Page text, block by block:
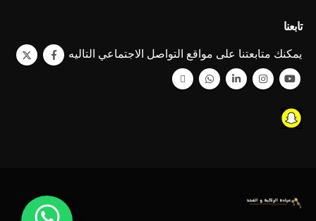
تابعنا
يمكنك متابعتنا على مواقع التواصل الاجتماعي التاليه